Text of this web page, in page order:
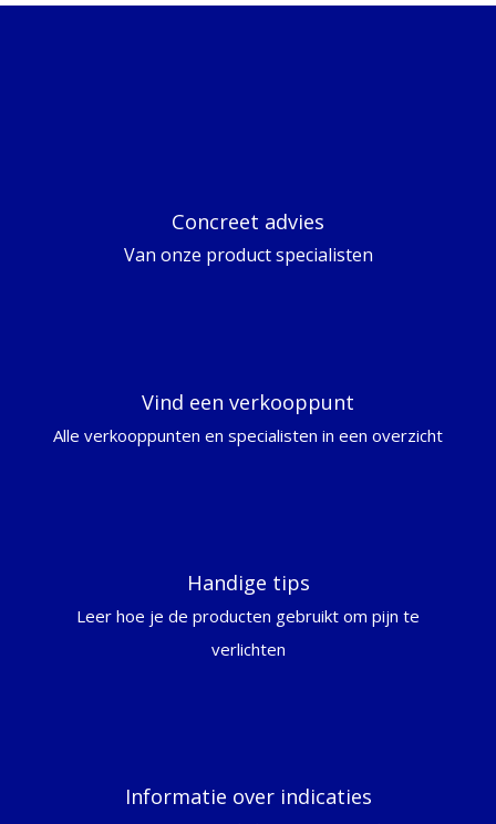
Concreet advies
Van onze product specialisten
Vind een verkooppunt
Alle verkooppunten en specialisten in een overzicht
Handige tips
Leer hoe je de producten gebruikt om pijn te
verlichten
Informatie over indicaties